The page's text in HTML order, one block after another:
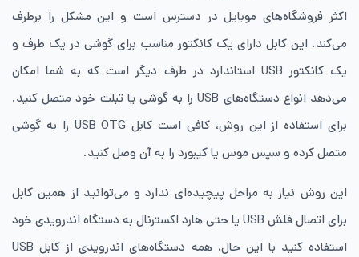
اکثر فروشگاه‌های موبایل در دسترس است و این مشکل را برطرف
می‌کند. این کابل دارای یک کانکتور مناسب برای گوشی در یک طرف و
یک کانکتور USB استاندارد در طرف دیگر است که به شما امکان
می‌دهد انواع دستگاه‌های USB را به گوشی یا تبلت خود متصل کنید.
برای استفاده از این روش، کافی است کابل USB OTG را به گوشی
متصل کرده و سپس موس یا کیبورد را به آن وصل کنید.
این روش نیاز به مراحل پیچیده‌ای ندارد و می‌توانید از همین کابل
برای اتصال فلش USB یا حتی هارد اکسترنال به دستگاه اندرویدی خود
استفاده کنید با این حال، همه دستگاه‌های اندرویدی از کابل USB